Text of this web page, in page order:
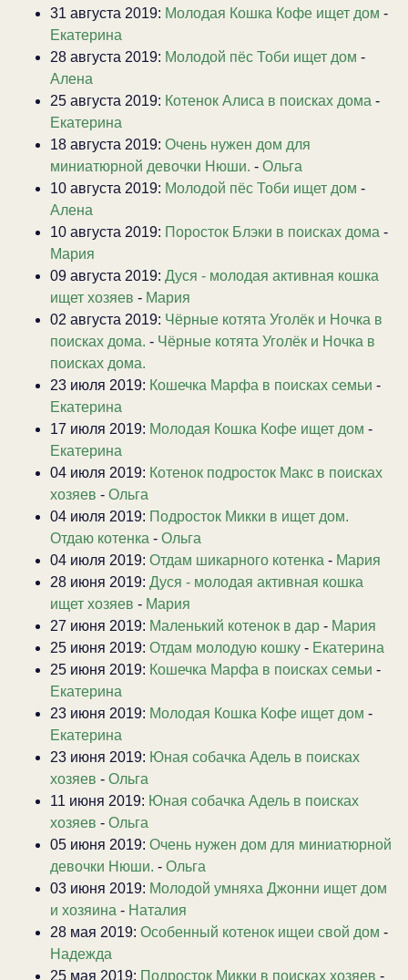
31 августа 2019: Молодая Кошка Кофе ищет дом -
Екатерина
28 августа 2019: Молодой пёс Тоби ищет дом -
Алена
25 августа 2019: Котенок Алиса в поисках дома -
Екатерина
18 августа 2019: Очень нужен дом для
миниатюрной девочки Нюши. - Ольга
10 августа 2019: Молодой пёс Тоби ищет дом -
Алена
10 августа 2019: Поросток Блэки в поисках дома -
Мария
09 августа 2019: Дуся - молодая активная кошка
ищет хозяев - Мария
02 августа 2019: Чёрные котята Уголёк и Ночка в
поисках дома. - Чёрные котята Уголёк и Ночка в
поисках дома.
23 июля 2019: Кошечка Марфа в поисках семьи -
Екатерина
17 июля 2019: Молодая Кошка Кофе ищет дом -
Екатерина
04 июля 2019: Котенок подросток Макс в поисках
хозяев - Ольга
04 июля 2019: Подросток Микки в ищет дом.
Отдаю котенка - Ольга
04 июля 2019: Отдам шикарного котенка - Мария
28 июня 2019: Дуся - молодая активная кошка
ищет хозяев - Мария
27 июня 2019: Маленький котенок в дар - Мария
25 июня 2019: Отдам молодую кошку - Екатерина
25 июня 2019: Кошечка Марфа в поисках семьи -
Екатерина
23 июня 2019: Молодая Кошка Кофе ищет дом -
Екатерина
23 июня 2019: Юная собачка Адель в поисках
хозяев - Ольга
11 июня 2019: Юная собачка Адель в поисках
хозяев - Ольга
05 июня 2019: Очень нужен дом для миниатюрной
девочки Нюши. - Ольга
03 июня 2019: Молодой умняха Джонни ищет дом
и хозяина - Наталия
28 мая 2019: Особенный котенок ищеи свой дом -
Надежда
25 мая 2019: Подросток Микки в поисках хозяев -